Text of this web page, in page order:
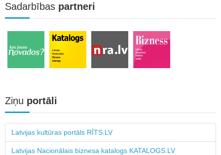
Sadarbības partneri
Ziņu portāli
Latvijas kultūras portāls RĪTS.LV
Latvijas Nacionālais biznesa katalogs KATALOGS.LV